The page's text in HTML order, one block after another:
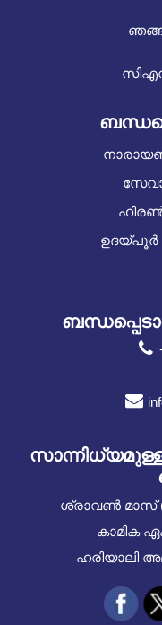
ഹിരൺ
ഉദയ്പൂർ
ശ്രാവൺ മാസ്
കാമിക
ഹരിയാലി